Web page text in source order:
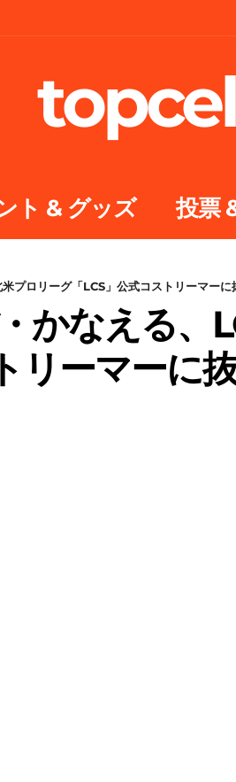
ト & グッズ 投票
プロリーグ「LCS」公式コストリーマーに
かなえる、
リーマーに